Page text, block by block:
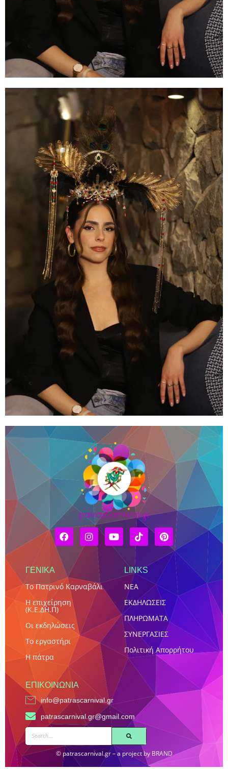
ΓΕΝΙΚΑ
Το Πατρινό Καρναβάλι
Η επιχείρηση
(Κ.Ε.ΔΗ.Π)
Οι εκδηλώσεις
Το εργαστήρι
Η πάτρα
LINKS
NEA
ΕΚΔΗΛΩΣΕΙΣ
ΠΛΗΡΩΜΑΤΑ
ΣΥΝΕΡΓΑΣΙΕΣ
Πολιτική Απορρήτου
ΕΠΙΚΟΙΝΩΝΊΑ
info@patrascarnival.gr
patrascarnival.gr@gmail.com
SEARCH
© patrascarnival.gr – a project by BRAND